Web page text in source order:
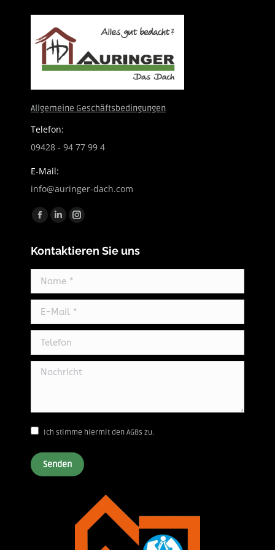
Allgemeine Geschäftsbedingungen
Telefon:
09428 - 94 77 99 4
E-Mail:
info@auringer-dach.com
Finden Sie uns auf:
Facebook
opens
in
new
window
Linkedin
opens
in
new
window
Instagram
opens
in
window
Kontaktieren Sie uns
Name *
E-Mail *
Telefon
Nachricht
Ich stimme hiermit den AGBs zu.
Senden